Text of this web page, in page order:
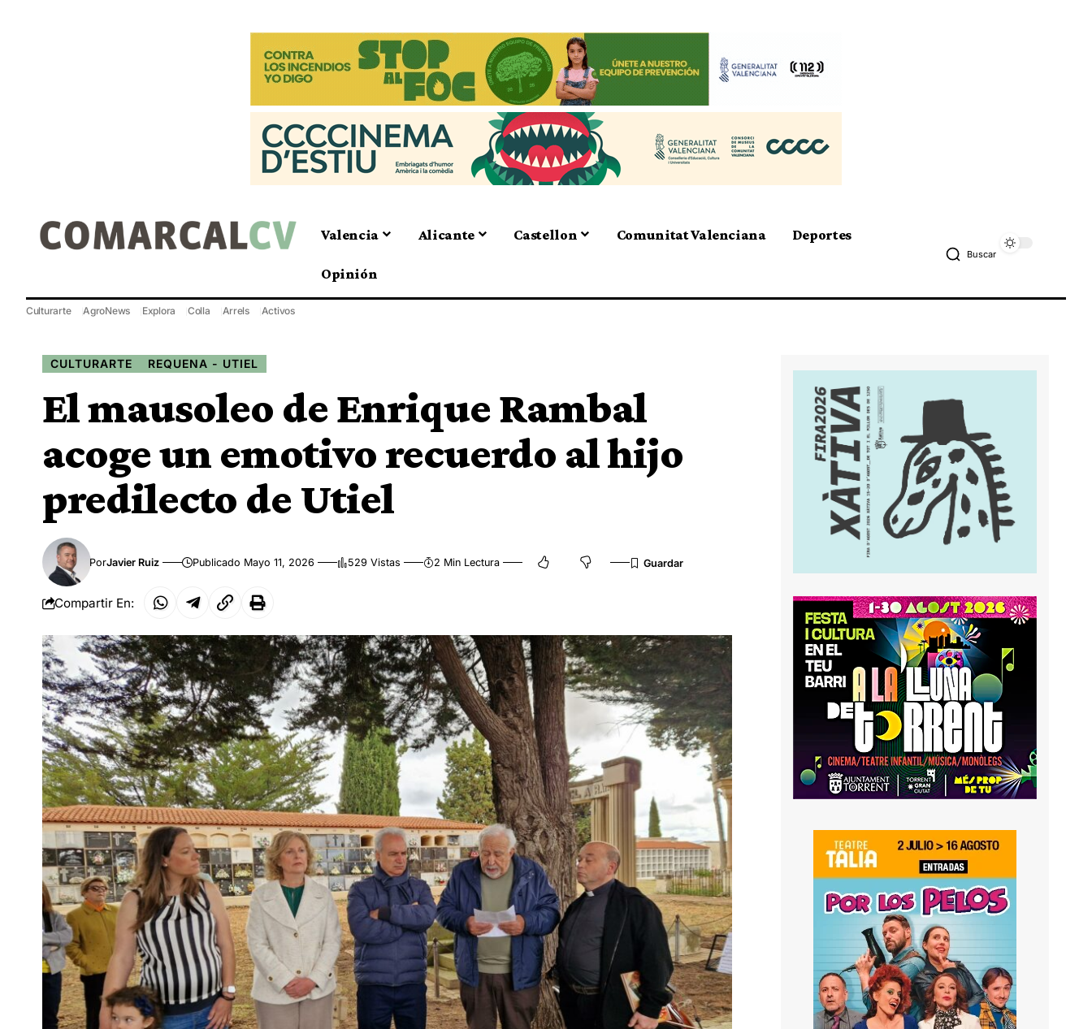
Valencia Alicante Castellon Comunitat Valenciana Deportes
Opinión
Buscar
Culturarte AgroNews Explora Colla Arrels Activos
CULTURARTE REQUENA - UTIEL
El mausoleo de Enrique Rambal
acoge un emotivo recuerdo al hijo
predilecto de Utiel
PorJavier Ruiz Publicado Mayo 11, 2026 529 Vistas 2 Min Lectura
Compartir En: